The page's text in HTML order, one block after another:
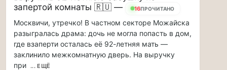
Чайковского!…
Друзья,
приглашаем
на
музыкальную
инсайды
Москвы
запертой комнаты 🇷🇺 —
16ПРОЧИТАНО
Москвичи, утречко! В частном секторе Можайска
разыгралась драма: дочь не могла попасть в дом,
где взаперти осталась её 92-летняя мать —
заклинило межкомнатную дверь. На выручку
при ... ЕЩЁ